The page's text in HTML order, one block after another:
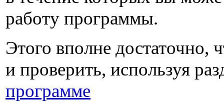
работу программы.
Этого вполне достаточно,
и проверить, используя
программе